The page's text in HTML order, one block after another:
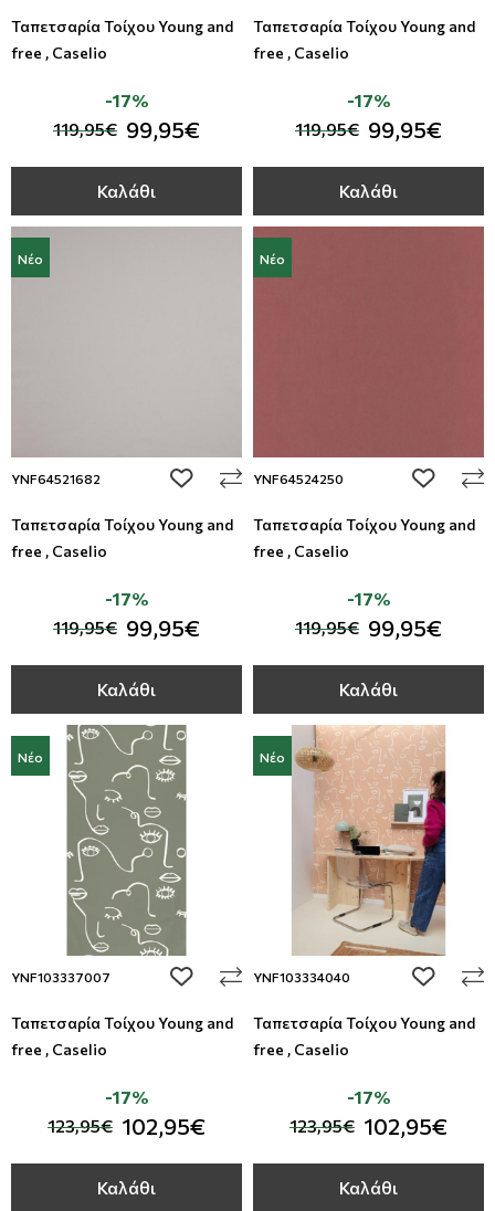
Ταπετσαρία Τοίχου Young and
free , Caselio
119,95€ 99,95€
-17%
Καλάθι
Ταπετσαρία Τοίχου Young and
free , Caselio
119,95€ 99,95€
-17%
Καλάθι
Νέο
YNF64521682 add to wishlist
Ταπετσαρία Τοίχου Young and
free , Caselio
119,95€ 99,95€
-17%
Καλάθι
Νέο
YNF64524250 add to
Ταπετσαρία Τοίχου Young and
free , Caselio
119,95€ 99,95€
-17%
Καλάθι
Νέο
YNF103337007 add to wishlist
Ταπετσαρία Τοίχου Young and
free , Caselio
123,95€ 102,95€
-17%
Καλάθι
Νέο
YNF103334040 add to
Ταπετσαρία Τοίχου Young and
free , Caselio
123,95€ 102,95€
-17%
Καλάθι